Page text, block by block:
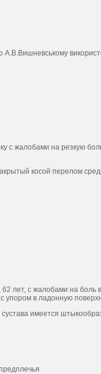
с жалобами на резкую
косой перелом
лет, с жалобами на
упором в ладонную
имеется